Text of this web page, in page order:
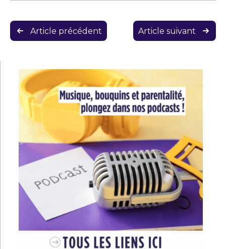
Navigation
de
Article précédent Article suivant